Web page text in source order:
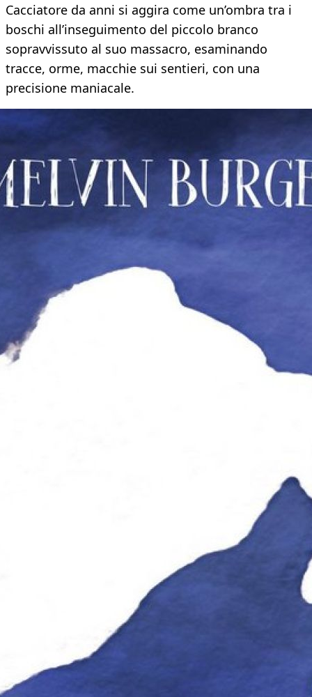
Cacciatore da anni si aggira come un’ombra tra i
boschi all’inseguimento del piccolo branco
sopravvissuto al suo massacro, esaminando
tracce, orme, macchie sui sentieri, con una
precisione maniacale.